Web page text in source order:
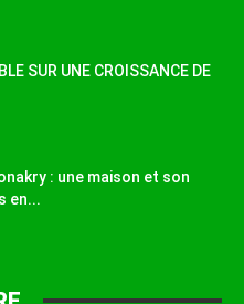
SUR UNE CROISSANCE DE
: une maison et son
en...